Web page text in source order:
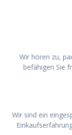
Wir hören zu,
befähigen Sie
Wir sind ein